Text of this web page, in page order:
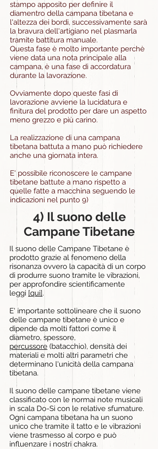
stampo apposito per definire il
diamentro della campana tibetana e
l'altezza dei bordi, successivamente sarà
la bravura dell'artigiano nel plasmarla
tramite battitura manuale.
Questa fase è molto importante perchè
viene data una nota principale alla
campana, è una fase di accordatura
durante la lavorazione.
Ovviamente dopo queste fasi di
lavorazione avviene la lucidatura e
finitura del prodotto per dare un aspetto
meno grezzo e più carino.
La realizzazione di una campana
tibetana battuta a mano può richiedere
anche una giornata intera.
E' possibile riconoscere le campane
tibetane battute a mano rispetto a
quelle fatte a macchina seguendo le
indicazioni nel punto 9)
4) Il suono delle
Campane Tibetane
Il suono delle Campane Tibetane è
prodotto grazie al fenomeno della
risonanza ovvero la capacità di un corpo
di produrre suono tramite le vibrazioni,
per approfondire scientificamente
leggi [qui].
E' importante sottolineare che il suono
delle campane tibetane è unico e
dipende da molti fattori come il
diametro, spessore,
percussore (batacchio), densità dei
materiali e molti altri parametri che
determinano l'unicità della campana
tibetana.
Il suono delle campane tibetane viene
classificato con le normai note musicali
in scala Do-Si con le relative sfumature.
Ogni campana tibetana ha un suono
unico che tramite il tatto e le vibrazioni
viene trasmesso al corpo e può
influenzare i nostri chakra.